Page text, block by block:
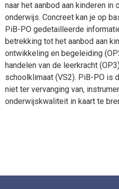
naar het aanbod aan kinderen in
onderwijs. Concreet kan je op
PiB-PO gedetailleerde
betrekking tot het aanbod aan
ontwikkeling en begeleiding
handelen van de leerkracht
schoolklimaat (VS2). PiB-PO is
niet ter vervanging van,
onderwijskwaliteit in kaart te